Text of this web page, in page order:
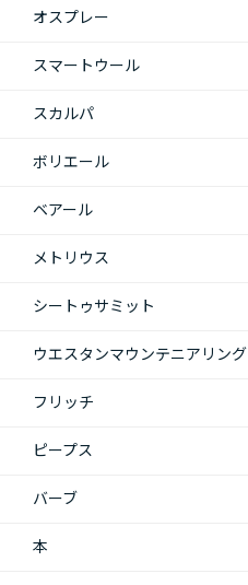
オスプレー
スマートウール
スカルパ
ボリエール
ベアール
メトリウス
シートゥサミット
ウエスタンマウンテニアリング
フリッチ
ピープス
バーブ
本